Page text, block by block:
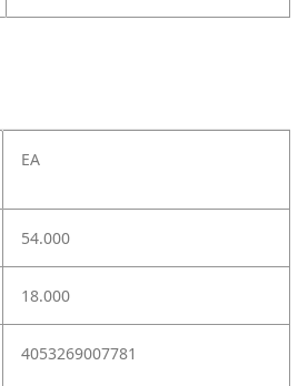
EA
54.000
18.000
4053269007781